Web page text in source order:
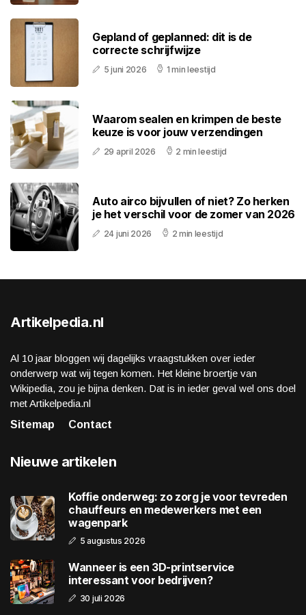
Gepland of geplanned: dit is de
correcte schrijfwijze
5 juni 2026 1 min leestijd
Waarom sealen en krimpen de beste
keuze is voor jouw verzendingen
29 april 2026 2 min leestijd
Auto airco bijvullen of niet? Zo herken
je het verschil voor de zomer van 2026
24 juni 2026 2 min leestijd
Artikelpedia.nl
Al 10 jaar bloggen wij dagelijks vraagstukken over ieder
onderwerp wat wij tegen komen. Het kleine broertje van
Wikipedia, zou je bijna denken. Dat is in ieder geval wel ons doel
met Artikelpedia.nl
Sitemap
Contact
Nieuwe artikelen
Koffie onderweg: zo zorg je voor tevreden
chauffeurs en medewerkers met een
wagenpark
5 augustus 2026
Wanneer is een 3D-printservice
interessant voor bedrijven?
30 juli 2026